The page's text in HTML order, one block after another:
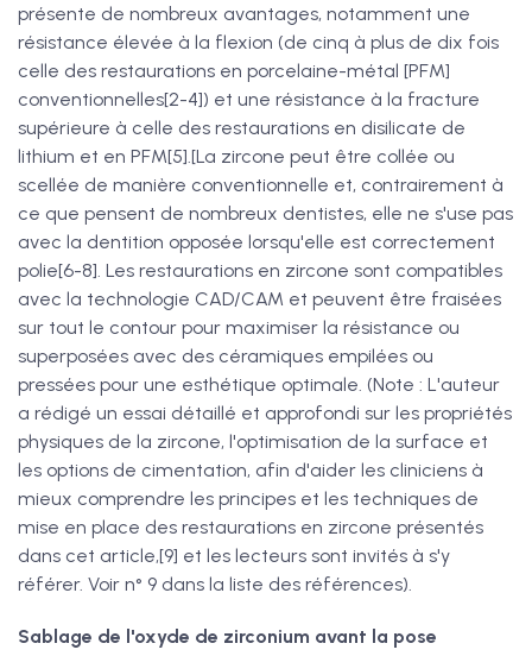
présente de nombreux avantages, notamment une
résistance élevée à la flexion (de cinq à plus de dix fois
celle des restaurations en porcelaine-métal [PFM]
conventionnelles[2-4]) et une résistance à la fracture
supérieure à celle des restaurations en disilicate de
lithium et en PFM[5].[La zircone peut être collée ou
scellée de manière conventionnelle et, contrairement à
ce que pensent de nombreux dentistes, elle ne s'use pas
avec la dentition opposée lorsqu'elle est correctement
polie[6-8]. Les restaurations en zircone sont compatibles
avec la technologie CAD/CAM et peuvent être fraisées
sur tout le contour pour maximiser la résistance ou
superposées avec des céramiques empilées ou
pressées pour une esthétique optimale. (Note : L'auteur
a rédigé un essai détaillé et approfondi sur les propriétés
physiques de la zircone, l'optimisation de la surface et
les options de cimentation, afin d'aider les cliniciens à
mieux comprendre les principes et les techniques de
mise en place des restaurations en zircone présentés
dans cet article,[9] et les lecteurs sont invités à s'y
référer. Voir n° 9 dans la liste des références).
Sablage de l'oxyde de zirconium avant la pose